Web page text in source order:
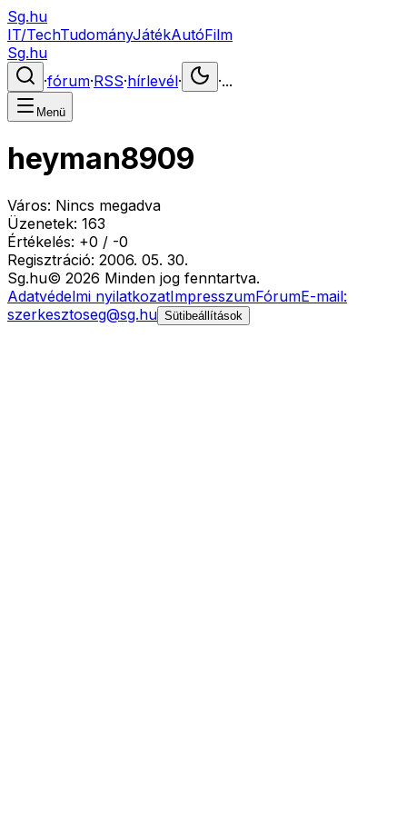
Sg.hu
IT/TechTudományJátékAutóFilm
Sg.hu
·fórum·RSS·hírlevél· ·...
Menü
heyman8909
Város: Nincs megadva
Üzenetek: 163
Értékelés: +0 / -0
Regisztráció: 2006. 05. 30.
Sg.hu© 2026 Minden jog fenntartva.
Adatvédelmi nyilatkozatImpresszumFórumE-mail:
szerkesztoseg@sg.hu Sütibeállítások